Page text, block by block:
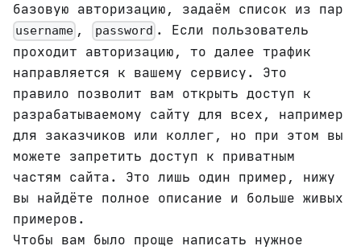
базовую авторизацию, задаём список из пар
username , password . Если пользователь
проходит авторизацию, то далее трафик
направляется к вашему сервису. Это
правило позволит вам открыть доступ к
разрабатываемому сайту для всех, например
для заказчиков или коллег, но при этом вы
можете запретить доступ к приватным
частям сайта. Это лишь один пример, нижу
вы найдёте полное описание и больше живых
примеров.
Чтобы вам было проще написать нужное